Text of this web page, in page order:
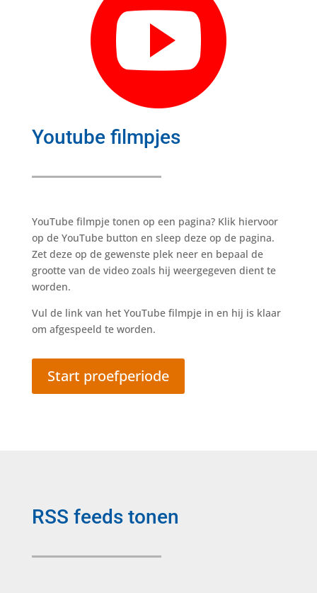

Youtube filmpjes
YouTube filmpje tonen op een pagina? Klik hiervoor
op de YouTube button en sleep deze op de pagina.
Zet deze op de gewenste plek neer en bepaal de
grootte van de video zoals hij weergegeven dient te
worden.
Vul de link van het YouTube filmpje in en hij is klaar
om afgespeeld te worden.
Start proefperiode
RSS feeds tonen